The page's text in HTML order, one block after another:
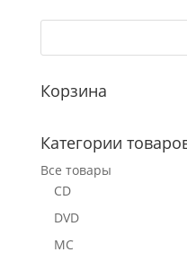
Корзина
Категории
Все товары
CD
DVD
MC